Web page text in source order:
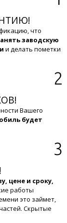
что
заводскую
и делать пометки
2
Вашего
будет
3
цене и сроку,
работы
это займет,
Скрытые